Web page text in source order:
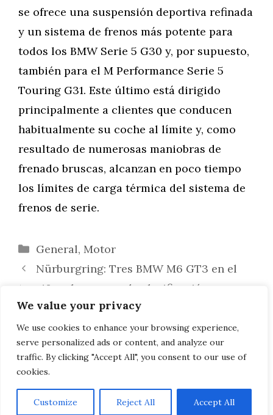
We value your privacy
We use cookies to enhance your browsing experience,
serve personalized ads or content, and analyze our
traffic. By clicking "Accept All", you consent to our use of
cookies.
Customize Reject All Accept All
se ofrece una suspensión deportiva refinada
y un sistema de frenos más potente para
todos los BMW Serie 5 G30 y, por supuesto,
también para el M Performance Serie 5
Touring G31. Este último está dirigido
principalmente a clientes que conducen
habitualmente su coche al límite y, como
resultado de numerosas maniobras de
frenado bruscas, alcanzan en poco tiempo
los límites de carga térmica del sistema de
frenos de serie.
Categorías
General, Motor
Nürburgring: Tres BMW M6 GT3 en el
top-10 en la carrera de clasificación
BMW Serie 5 versión larga 2017: Una
filtración muestra el Serie 5 G38 largo de
China
AVISO LEGAL, POLITICA DE PRIVACIDAD, COOKIES